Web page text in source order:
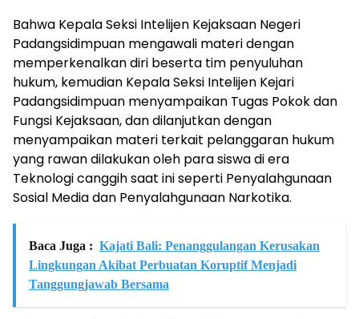
Bahwa Kepala Seksi Intelijen Kejaksaan Negeri
Padangsidimpuan mengawali materi dengan
memperkenalkan diri beserta tim penyuluhan
hukum, kemudian Kepala Seksi Intelijen Kejari
Padangsidimpuan menyampaikan Tugas Pokok dan
Fungsi Kejaksaan, dan dilanjutkan dengan
menyampaikan materi terkait pelanggaran hukum
yang rawan dilakukan oleh para siswa di era
Teknologi canggih saat ini seperti Penyalahgunaan
Sosial Media dan Penyalahgunaan Narkotika.
Baca Juga : Kajati Bali: Penanggulangan Kerusakan
Lingkungan Akibat Perbuatan Koruptif Menjadi
Tanggungjawab Bersama